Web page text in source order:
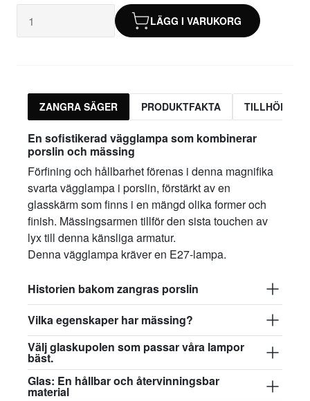
LÄGG I VARUKORG
ZANGRA SÄGER PRODUKTFAKTA
En sofistikerad vägglampa som kombinerar
porslin och mässing
Förfining och hållbarhet förenas i denna magnifika
svarta vägglampa i porslin, förstärkt av en
glasskärm som finns i en mängd olika former och
finish. Mässingsarmen tillför den sista touchen av
lyx till denna känsliga armatur.
Denna vägglampa kräver en E27-lampa.
Historien bakom zangras porslin
Vilka egenskaper har mässing?
Välj glaskupolen som passar våra lampor
bäst.
Glas: En hållbar och återvinningsbar
material